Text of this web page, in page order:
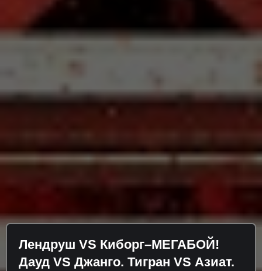
Лендруш VS Киборг–МЕГАБОЙ!
Дауд VS Джанго. Тигран VS Азиат.